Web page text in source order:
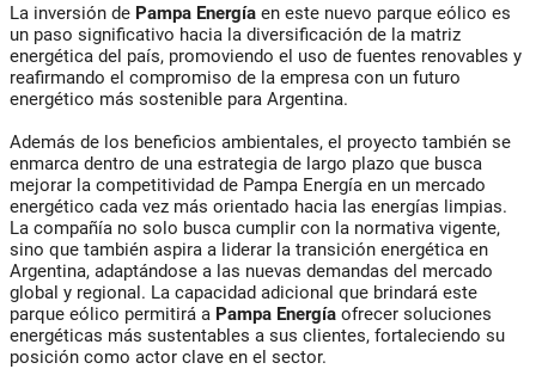
La inversión de Pampa Energía en este nuevo parque eólico es
un paso significativo hacia la diversificación de la matriz
energética del país, promoviendo el uso de fuentes renovables y
reafirmando el compromiso de la empresa con un futuro
energético más sostenible para Argentina.
Además de los beneficios ambientales, el proyecto también se
enmarca dentro de una estrategia de largo plazo que busca
mejorar la competitividad de Pampa Energía en un mercado
energético cada vez más orientado hacia las energías limpias.
La compañía no solo busca cumplir con la normativa vigente,
sino que también aspira a liderar la transición energética en
Argentina, adaptándose a las nuevas demandas del mercado
global y regional. La capacidad adicional que brindará este
parque eólico permitirá a Pampa Energía ofrecer soluciones
energéticas más sustentables a sus clientes, fortaleciendo su
posición como actor clave en el sector.